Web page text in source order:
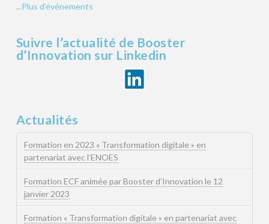
...Plus d’événements
Suivre l’actualité de Booster
d’Innovation sur Linkedin
Actualités
Formation en 2023 « Transformation digitale » en
partenariat avec l’ENOES
Formation ECF animée par Booster d’Innovation le 12
janvier 2023
Formation « Transformation digitale » en partenariat avec